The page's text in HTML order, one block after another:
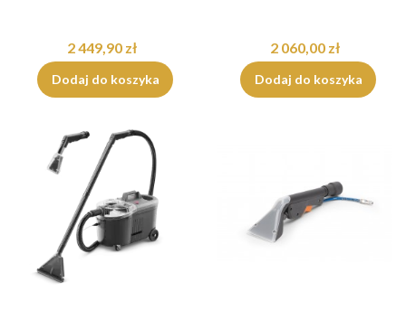
2 449,90 zł
Dodaj do koszyka
2 060,00 zł
Dodaj do koszyka